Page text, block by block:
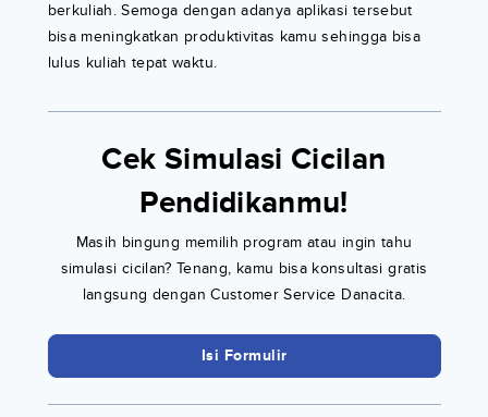
berkuliah. Semoga dengan adanya aplikasi tersebut
bisa meningkatkan produktivitas kamu sehingga bisa
lulus kuliah tepat waktu.
Cek Simulasi Cicilan
Pendidikanmu!
Masih bingung memilih program atau ingin tahu
simulasi cicilan? Tenang, kamu bisa konsultasi gratis
langsung dengan Customer Service Danacita.
Isi Formulir